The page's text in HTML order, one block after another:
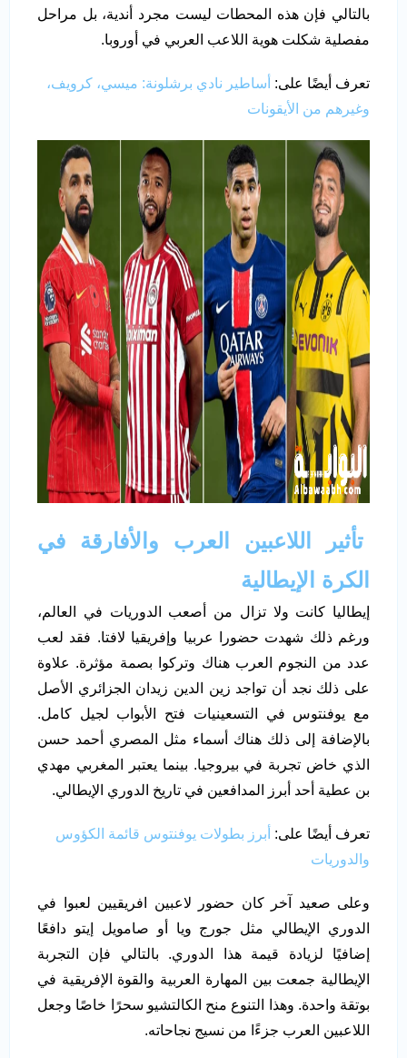
بالتالي فإن هذه المحطات ليست مجرد أندية، بل مراحل
مفصلية شكلت هوية اللاعب العربي في أوروبا.
تعرف أيضًا على: أساطير نادي برشلونة: ميسي، كرويف،
وغيرهم من الأيقونات
تأثير اللاعبين العرب والأفارقة في
الكرة الإيطالية
إيطاليا كانت ولا تزال من أصعب الدوريات في العالم،
ورغم ذلك شهدت حضورا عربيا وإفريقيا لافتا. فقد لعب
عدد من النجوم العرب هناك وتركوا بصمة مؤثرة. علاوة
على ذلك نجد أن تواجد زين الدين زيدان الجزائري الأصل
مع يوفنتوس في التسعينيات فتح الأبواب لجيل كامل.
بالإضافة إلى ذلك هناك أسماء مثل المصري أحمد حسن
الذي خاض تجربة في بيروجيا. بينما يعتبر المغربي مهدي
بن عطية أحد أبرز المدافعين في تاريخ الدوري الإيطالي.
تعرف أيضًا على: أبرز بطولات يوفنتوس قائمة الكؤوس
والدوريات
وعلى صعيد آخر كان حضور لاعبين افريقيين لعبوا في
الدوري الإيطالي مثل جورج ويا أو صامويل إيتو دافعًا
إضافيًا لزيادة قيمة هذا الدوري. بالتالي فإن التجربة
الإيطالية جمعت بين المهارة العربية والقوة الإفريقية في
بوتقة واحدة. وهذا التنوع منح الكالتشيو سحرًا خاصًا وجعل
اللاعبين العرب جزءًا من نسيج نجاحاته.